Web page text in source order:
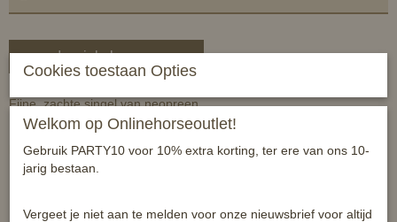
In winkelwagen
Fijne, zachte singel van neopreen.
Makkelijk in onderhoud en ideaal voor paarden met een gevoelige
huid.
Maten 40 tm 80cm
Cookies toestaan Opties
Welkom op Onlinehorseoutlet!
Gebruik PARTY10 voor 10% extra korting, ter ere van ons 10-
jarig bestaan.
Vergeet je niet aan te melden voor onze nieuwsbrief voor altijd